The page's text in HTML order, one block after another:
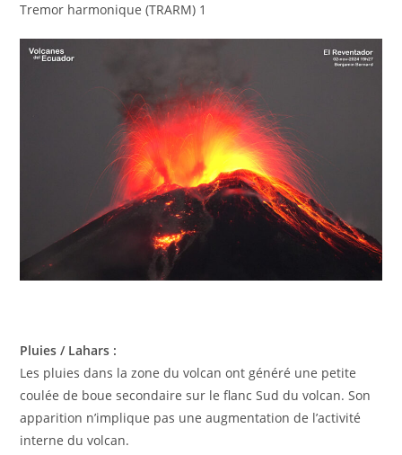
Tremor harmonique (TRARM) 1
Pluies / Lahars :
Les pluies dans la zone du volcan ont généré une petite
coulée de boue secondaire sur le flanc Sud du volcan. Son
apparition n’implique pas une augmentation de l’activité
interne du volcan.